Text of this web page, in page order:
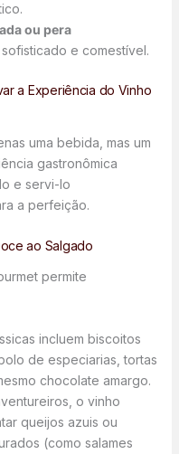
ou pera
e comestível.
a Experiência do Vinho
uma bebida, mas um
gastronômica
e servi-lo
a perfeição.
ao Salgado
permite
incluem biscoitos
de especiarias, tortas
chocolate amargo.
o vinho
queijos azuis ou
(como salames